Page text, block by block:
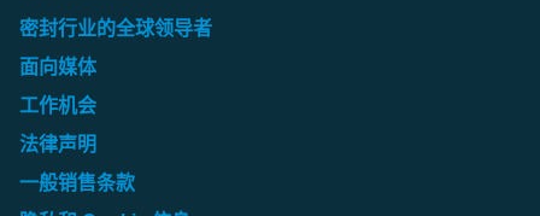
密封行业的全球领导者
面向媒体
工作机会
法律声明
一般销售条款